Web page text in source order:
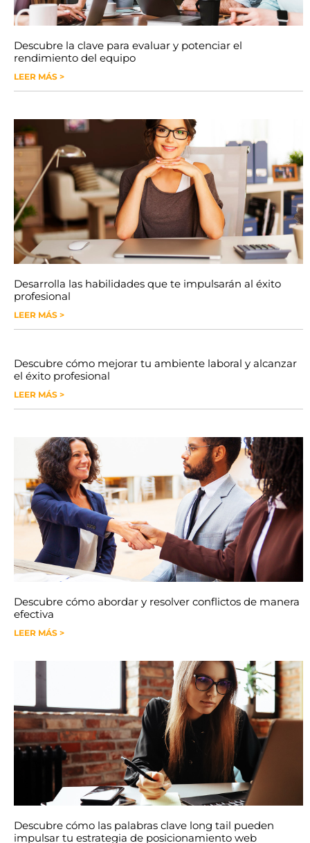
Descubre la clave para evaluar y potenciar el
rendimiento del equipo
LEER MÁS >
Desarrolla las habilidades que te impulsarán al éxito
profesional
LEER MÁS >
Descubre cómo mejorar tu ambiente laboral y alcanzar
el éxito profesional
LEER MÁS >
Descubre cómo abordar y resolver conflictos de manera
efectiva
LEER MÁS >
Descubre cómo las palabras clave long tail pueden
impulsar tu estrategia de posicionamiento web